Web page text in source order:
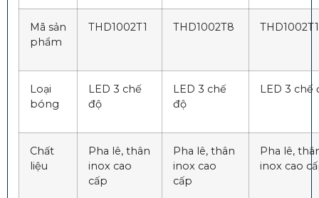
Mã sản
phẩm
THD1002T1 THD1002T8
Loại
bóng
LED 3 chế
độ
LED 3 chế
độ
LED 3 chế
Chất
liệu
Pha lê, thân
inox cao
cấp
Pha lê, thân
inox cao
cấp
Pha lê,
inox cao